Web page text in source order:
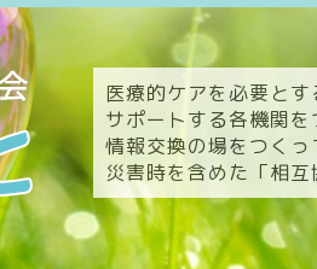
医療的ケアを必要と
サポートする各機関
情報交換の場をつく
災害時を含めた「相